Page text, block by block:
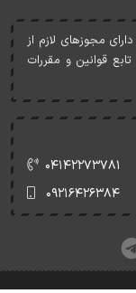
مجوزهای لازم از
قوانين و مقررات
۰۴۱۴۲۲۷۳۷۸۱
۰۹۲۱۶۴۲۶۳۸۴